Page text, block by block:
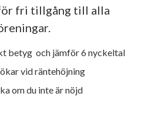
fri tillgång till alla
betyg och jämför 6 nyckeltal
vid räntehöjning
om du inte är nöjd